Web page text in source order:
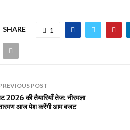
SHARE 1
POST
2026 की तैयारियाँ तेज: नीरमला
आज पेश करेंगी आम बजट